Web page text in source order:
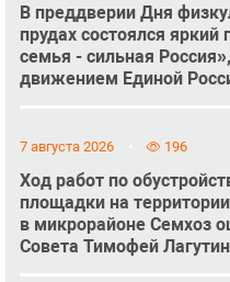
В преддверии Дня
прудах состоялся
семья - сильная
движением Единой
7 августа 2026 196
Ход работ по
площадки на
в микрорайоне Семхоз
Совета Тимофей